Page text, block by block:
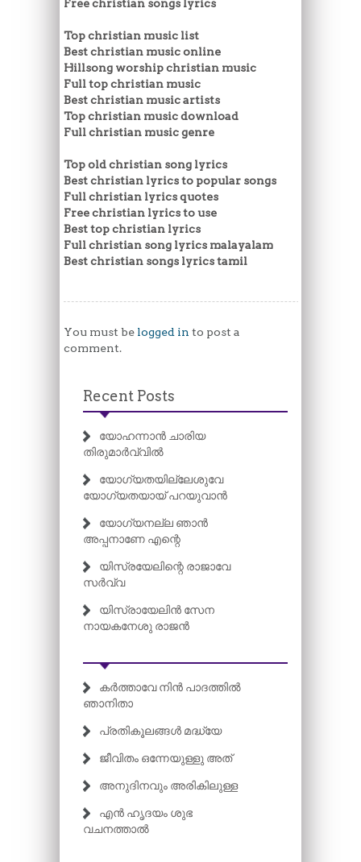
Free christian songs lyrics
Top christian music list
Best christian music online
Hillsong worship christian music
Full top christian music
Best christian music artists
Top christian music download
Full christian music genre
Top old christian song lyrics
Best christian lyrics to popular songs
Full christian lyrics quotes
Free christian lyrics to use
Best top christian lyrics
Full christian song lyrics malayalam
Best christian songs lyrics tamil
You must be logged in to post a
comment.
Recent Posts
യോഹന്നാൻ ചാരിയ
തിരുമാർവ്വിൽ
യോഗ്യതയില്ലേശുവേ
യോഗ്യതയായ് പറയുവാൻ
യോഗ്യനല്ല ഞാൻ
അപ്പനാണേ എന്റെ
യിസ്രയേലിന്റെ രാജാവേ
സർവ്വ
യിസ്രായേലിൻ സേന
നായകനേശു രാജൻ
കർത്താവേ നിൻ പാദത്തിൽ
ഞാനിതാ
പ്രതികൂലങ്ങൾ മദ്ധ്യേ
ജീവിതം ഒന്നേയുള്ളു അത്
അനുദിനവും അരികിലുള്ള
എൻ ഹൃദയം ശുഭ
വചനത്താൽ